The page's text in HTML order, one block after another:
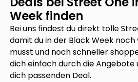
Week finden
Bei uns findest du direkt tolle
damit du in der Black Week
musst und noch schneller
dich einfach durch die Angebote
dich passenden Deal.